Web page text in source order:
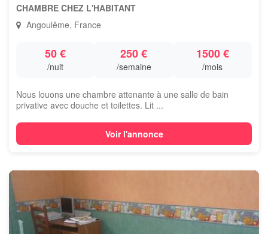
CHAMBRE CHEZ L'HABITANT
Angoulême, France
50 €
/nuit
250 €
/semaine
1500 €
/mois
Nous louons une chambre attenante à une salle de bain
privative avec douche et toilettes. Lit ...
Voir l'annonce